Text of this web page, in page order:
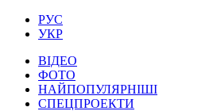
РУС
УКР
ВІДЕО
ФОТО
НАЙПОПУЛЯРНІШІ
СПЕЦПРОЕКТИ